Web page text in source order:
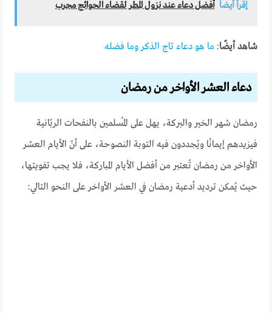
إقرأ أيضاً أفضل دعاء عند نزول المطر لقضاء الحوائج مجرب
شاهد أيضًا: ما هو دعاء تاج الذكر وما فضله
دعاء العشر الأواخر من رمضان
رمضان شهر الخير والبركة، يهل على المُسلمين بالنفحات الربّانية
فيزيدهم إيمانًا ويُجددون فيه التوبة النصوحة، على أنّ الأيام العشر
الأواخر من رمضان تُعتبر من أفضل الأيام المباركة، فلا يجب تفويتها،
حيث يُمكن ترديد أدعية رمضان في العشر الأواخر على النحو التالي: